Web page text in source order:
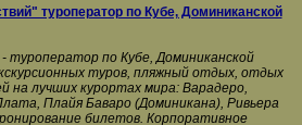
туроператор по Кубе, Доминиканской
по Кубе, Доминиканской
туров, пляжный отдых, отдых
на лучших курортах мира: Варадеро,
Плайя Баваро (Доминикана), Ривьера
билетов. Корпоративное